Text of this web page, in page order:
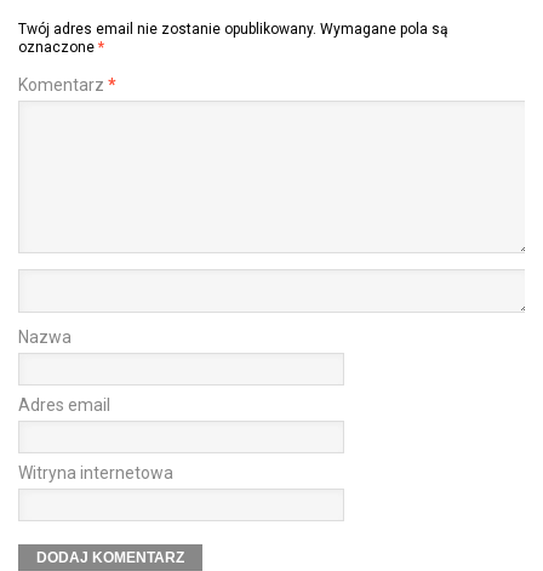
Twój adres email nie zostanie opublikowany. Wymagane pola są
oznaczone *
Komentarz *
Nazwa
Adres email
Witryna internetowa